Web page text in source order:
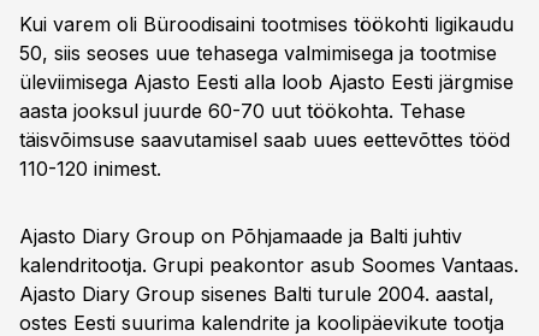
Kui varem oli Büroodisaini tootmises töökohti ligikaudu
50, siis seoses uue tehasega valmimisega ja tootmise
üleviimisega Ajasto Eesti alla loob Ajasto Eesti järgmise
aasta jooksul juurde 60-70 uut töökohta. Tehase
täisvõimsuse saavutamisel saab uues eettevõttes tööd
110-120 inimest.
Ajasto Diary Group on Põhjamaade ja Balti juhtiv
kalendritootja. Grupi peakontor asub Soomes Vantaas.
Ajasto Diary Group sisenes Balti turule 2004. aastal,
ostes Eesti suurima kalendrite ja koolipäevikute tootja